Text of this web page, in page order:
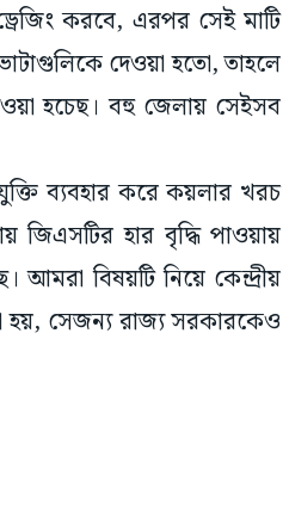
করবে, এরপর সেই মাটি
দেওয়া হতো, তাহলে
হচেছ। বহু জেলায় সেইসব
ব্যবহার করে কয়লার খরচ
জিএসটির হার বৃদ্ধি পাওয়ায়
বিষয়টি নিয়ে কেন্দ্রীয়
হয়, সেজন্য রাজ্য সরকারকেও